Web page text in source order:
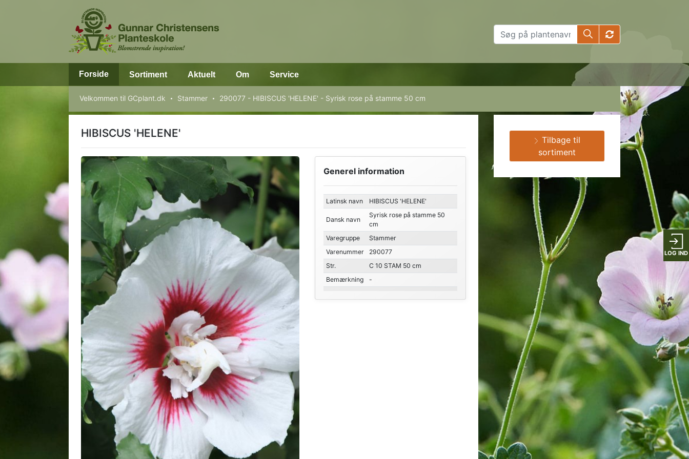
LOG IND
Forside Sortiment Aktuelt Om Service
Velkommen til GCplant.dk Stammer 290077 - HIBISCUS 'HELENE' - Syrisk rose på stamme 50 cm
HIBISCUS 'HELENE'
Generel information
Latinsk navn HIBISCUS 'HELENE'
Dansk navn
Syrisk rose på stamme 50
cm
Varegruppe
Stammer
Varenummer
290077
Str.
C 10 STAM 50 cm
Bemærkning
-
Tilbage til
sortiment